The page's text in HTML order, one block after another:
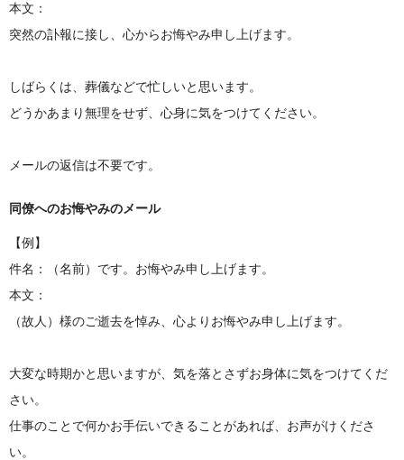
本文：
突然の訃報に接し、心からお悔やみ申し上げます。
しばらくは、葬儀などで忙しいと思います。
どうかあまり無理をせず、心身に気をつけてください。
メールの返信は不要です。
同僚へのお悔やみのメール
【例】
件名：（名前）です。お悔やみ申し上げます。
本文：
（故人）様のご逝去を悼み、心よりお悔やみ申し上げます。
大変な時期かと思いますが、気を落とさずお身体に気をつけてくだ
さい。
仕事のことで何かお手伝いできることがあれば、お声がけくださ
い。